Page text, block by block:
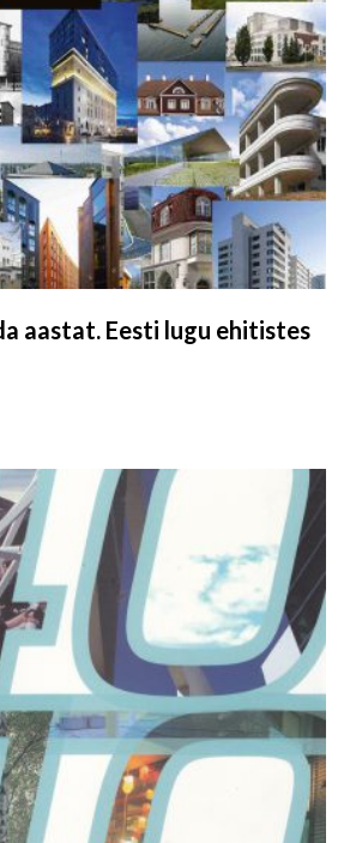
aastat. Eesti lugu ehitistes